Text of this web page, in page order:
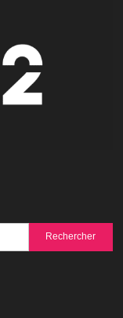
Rechercher :